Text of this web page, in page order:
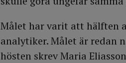
Målet har varit att hälften
analytiker. Målet är redan
hösten skrev Maria